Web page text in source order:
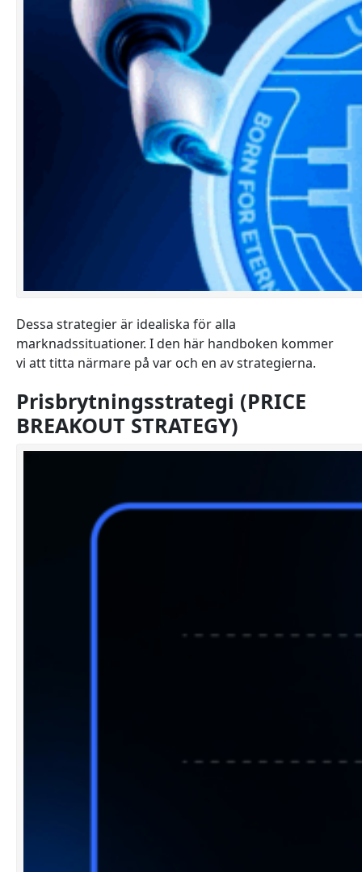
Dessa strategier är idealiska för alla
marknadssituationer. I den här handboken kommer
vi att titta närmare på var och en av strategierna.
Prisbrytningsstrategi (PRICE
BREAKOUT STRATEGY)